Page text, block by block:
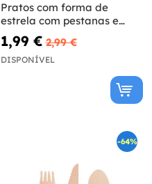
Pratos com forma de
estrela com pestanas e
blush - Little Star
1,99 € 2,99 €
DISPONÍVEL
-64%